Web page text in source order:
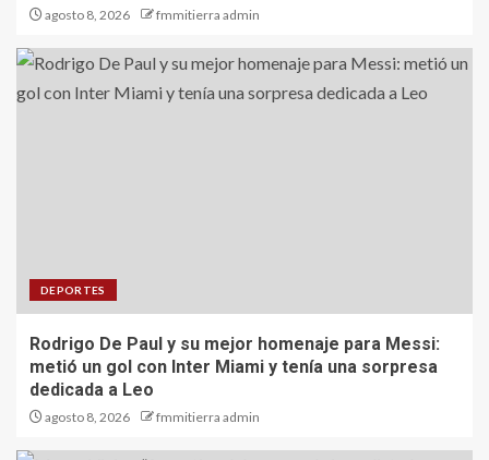
agosto 8, 2026 fmmitierra admin
DEPORTES
Rodrigo De Paul y su mejor homenaje para Messi:
metió un gol con Inter Miami y tenía una sorpresa
dedicada a Leo
agosto 8, 2026 fmmitierra admin